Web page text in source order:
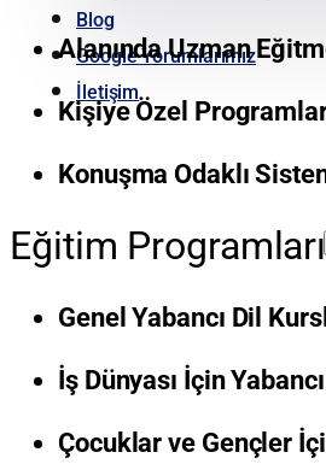
Blog
Google Yorumlarımız
İletişim
Alanında Uzman
Kişiye Özel
Konuşma Odaklı
Eğitim Programları
Genel Yabancı Dil
İş Dünyası İçin
Çocuklar ve Gençler